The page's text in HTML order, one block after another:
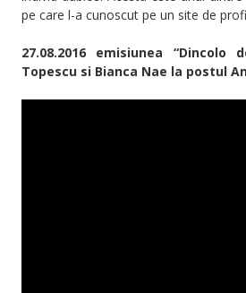
pe care l-a cunoscut pe un site de
27.08.2016 emisiunea
Topescu si Bianca Nae la postul